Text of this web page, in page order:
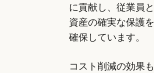
に貢献し、従業員と
資産の確実な保護を
確保しています。
コスト削減の効果も